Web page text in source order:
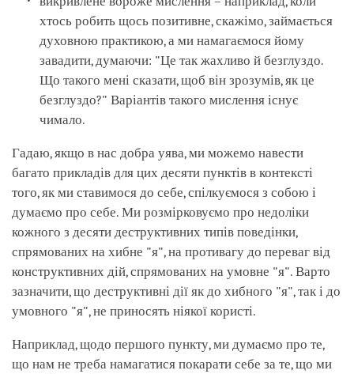
хтось робить щось позитивне, скажімо, займається
духовною практикою, а ми намагаємося йому
завадити, думаючи: "Це так жахливо й безглуздо.
Що такого мені сказати, щоб він зрозумів, як це
безглуздо?" Варіантів такого мислення існує
чимало.
Гадаю, якщо в нас добра уява, ми можемо навести
багато прикладів для цих десяти пунктів в контексті
того, як ми ставимося до себе, спілкуємося з собою і
думаємо про себе. Ми розмірковуємо про недоліки
кожного з десяти деструктивних типів поведінки,
спрямованих на хибне "я", на противагу до переваг від
конструктивних дій, спрямованих на умовне "я". Варто
зазначити, що деструктивні дії як до хибного "я", так і до
умовного "я", не приносять ніякої користі.
Наприклад, щодо першого пункту, ми думаємо про те,
що нам не треба намагатися покарати себе за те, що ми